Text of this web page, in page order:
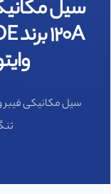
سیل